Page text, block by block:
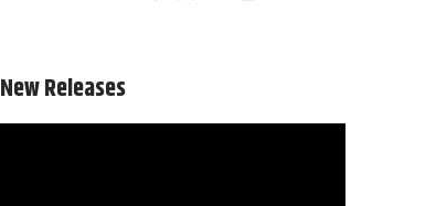
New Releases